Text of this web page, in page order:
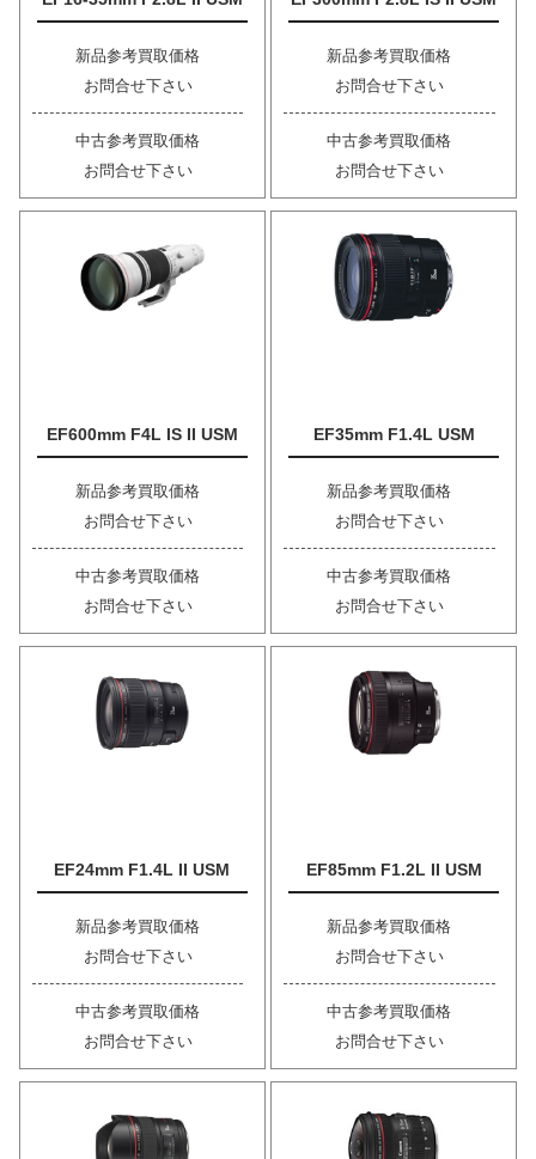
新品参考買取価格
お問合せ下さい
中古参考買取価格
お問合せ下さい
新品参考買取価格
お問合せ下さい
中古参考買取価格
お問合せ下さい
EF600mm F4L IS II USM
新品参考買取価格
お問合せ下さい
中古参考買取価格
お問合せ下さい
EF35mm F1.4L USM
新品参考買取価格
お問合せ下さい
中古参考買取価格
お問合せ下さい
EF24mm F1.4L II USM
新品参考買取価格
お問合せ下さい
中古参考買取価格
お問合せ下さい
EF85mm F1.2L II USM
新品参考買取価格
お問合せ下さい
中古参考買取価格
お問合せ下さい